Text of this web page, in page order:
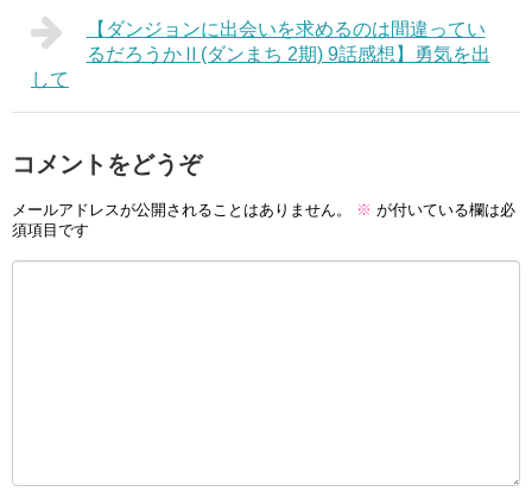
【ダンジョンに出会いを求めるのは間違ってい
るだろうかⅡ(ダンまち 2期) 9話感想】勇気を出
して
コメントをどうぞ
メールアドレスが公開されることはありません。 ※ が付いている欄は必
須項目です